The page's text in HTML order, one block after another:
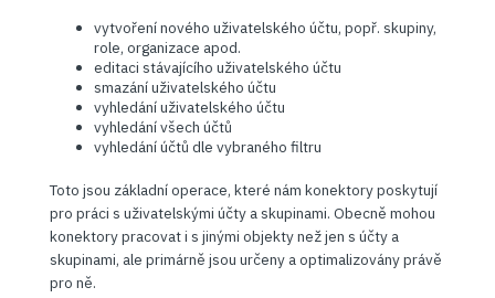
vytvoření nového uživatelského účtu, popř. skupiny,
role, organizace apod.
editaci stávajícího uživatelského účtu
smazání uživatelského účtu
vyhledání uživatelského účtu
vyhledání všech účtů
vyhledání účtů dle vybraného filtru
Toto jsou základní operace, které nám konektory poskytují
pro práci s uživatelskými účty a skupinami. Obecně mohou
konektory pracovat i s jinými objekty než jen s účty a
skupinami, ale primárně jsou určeny a optimalizovány právě
pro ně.